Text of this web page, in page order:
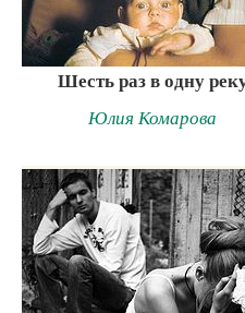
Шесть раз в одну
Юлия Комарова